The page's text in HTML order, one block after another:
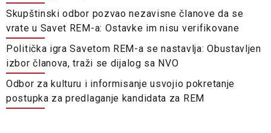
Skupštinski odbor pozvao nezavisne članove da se
vrate u Savet REM-a: Ostavke im nisu verifikovane
Politička igra Savetom REM-a se nastavlja: Obustavljen
izbor članova, traži se dijalog sa NVO
Odbor za kulturu i informisanje usvojio pokretanje
postupka za predlaganje kandidata za REM